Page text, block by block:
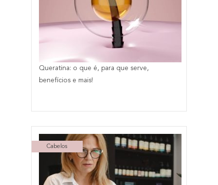
Queratina: o que é, para que serve,
benefícios e mais!
Cabelos